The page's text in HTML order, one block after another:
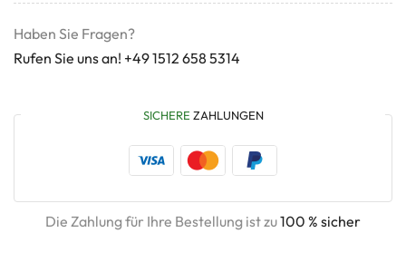
Haben Sie Fragen?
Rufen Sie uns an! +49 1512 658 5314
SICHERE ZAHLUNGEN
Die Zahlung für Ihre Bestellung ist zu100 % sicher